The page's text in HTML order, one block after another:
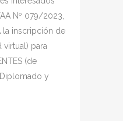
Nº 079/2023,
la inscripción de
virtual) para
(de
y